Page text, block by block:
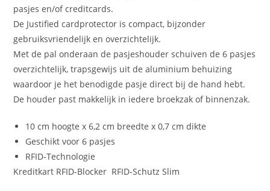
pasjes en/of creditcards.
De Justified cardprotector is compact, bijzonder
gebruiksvriendelijk en overzichtelijk.
Met de pal onderaan de pasjeshouder schuiven de 6 pasjes
overzichtelijk, trapsgewijs uit de aluminium behuizing
waardoor je het benodigde pasje direct bij de hand hebt.
De houder past makkelijk in iedere broekzak of binnenzak.
10 cm hoogte x 6,2 cm breedte x 0,7 cm dikte
Geschikt voor 6 pasjes
RFID-Technologie
Kreditkart RFID-Blocker RFID-Schutz Slim